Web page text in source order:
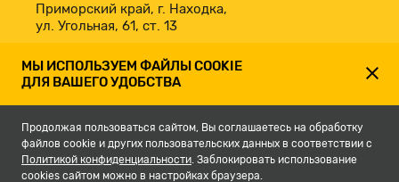
Приморский край, г. Находка,
ул. Угольная, 61, ст. 13
принимаем к оплате
МЫ ИСПОЛЬЗУЕМ ФАЙЛЫ COOKIE
ДЛЯ ВАШЕГО УДОБСТВА
Продолжая пользоваться сайтом, Вы соглашаетесь на обработку
файлов cookie и других пользовательских данных в соответствии с
Политикой конфиденциальности. Заблокировать использование
cookies сайтом можно в настройках браузера.